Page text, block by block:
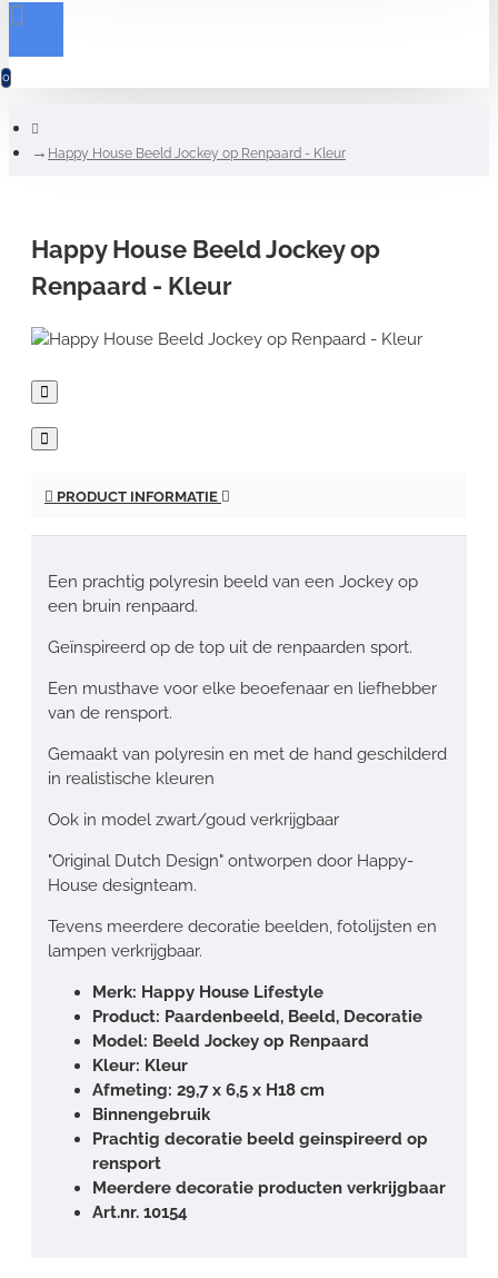
0
Happy House Beeld Jockey op Renpaard - Kleur
Happy House Beeld Jockey op
Renpaard - Kleur
PRODUCT INFORMATIE
Een prachtig polyresin beeld van een Jockey op
een bruin renpaard.
Geïnspireerd op de top uit de renpaarden sport.
Een musthave voor elke beoefenaar en liefhebber
van de rensport.
Gemaakt van polyresin en met de hand geschilderd
in realistische kleuren
Ook in model zwart/goud verkrijgbaar
"Original Dutch Design" ontworpen door Happy-
House designteam.
Tevens meerdere decoratie beelden, fotolijsten en
lampen verkrijgbaar.
Merk: Happy House Lifestyle
Product: Paardenbeeld, Beeld, Decoratie
Model: Beeld Jockey op Renpaard
Kleur: Kleur
Afmeting: 29,7 x 6,5 x H18 cm
Binnengebruik
Prachtig decoratie beeld geinspireerd op
rensport
Meerdere decoratie producten verkrijgbaar
Art.nr. 10154